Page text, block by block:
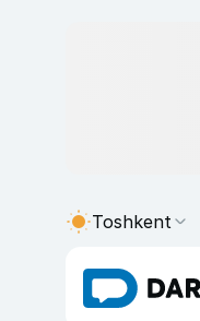
Toshkent